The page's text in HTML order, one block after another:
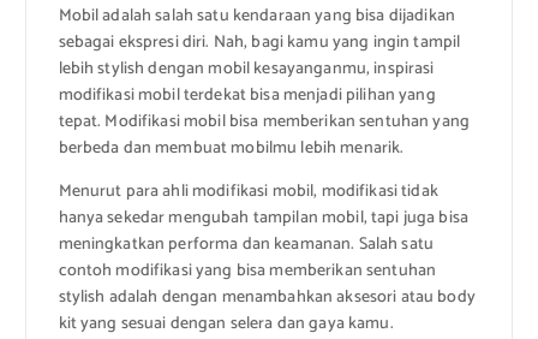
Mobil adalah salah satu kendaraan yang bisa dijadikan
sebagai ekspresi diri. Nah, bagi kamu yang ingin tampil
lebih stylish dengan mobil kesayanganmu, inspirasi
modifikasi mobil terdekat bisa menjadi pilihan yang
tepat. Modifikasi mobil bisa memberikan sentuhan yang
berbeda dan membuat mobilmu lebih menarik.
Menurut para ahli modifikasi mobil, modifikasi tidak
hanya sekedar mengubah tampilan mobil, tapi juga bisa
meningkatkan performa dan keamanan. Salah satu
contoh modifikasi yang bisa memberikan sentuhan
stylish adalah dengan menambahkan aksesori atau body
kit yang sesuai dengan selera dan gaya kamu.